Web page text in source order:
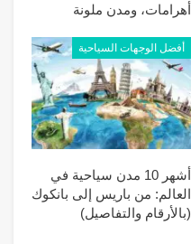
أهرامات، ومدن ملونة
أفضل الوجهات السياحية
أشهر 10 مدن سياحية في
العالم: من باريس إلى بانكوك
(بالأرقام والتفاصيل)